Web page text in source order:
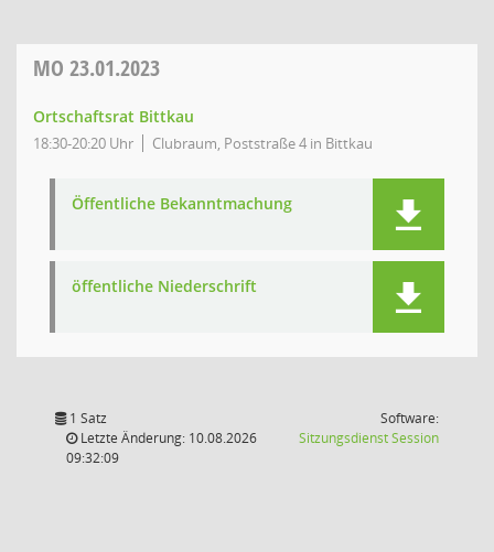
MO 23.01.2023
Ortschaftsrat Bittkau
18:30-20:20 Uhr Clubraum, Poststraße 4 in Bittkau
Öffentliche Bekanntmachung
öffentliche Niederschrift
1 Satz
Letzte Änderung: 10.08.2026
09:32:09
Software:
SitzungsdienstSession(Wird in